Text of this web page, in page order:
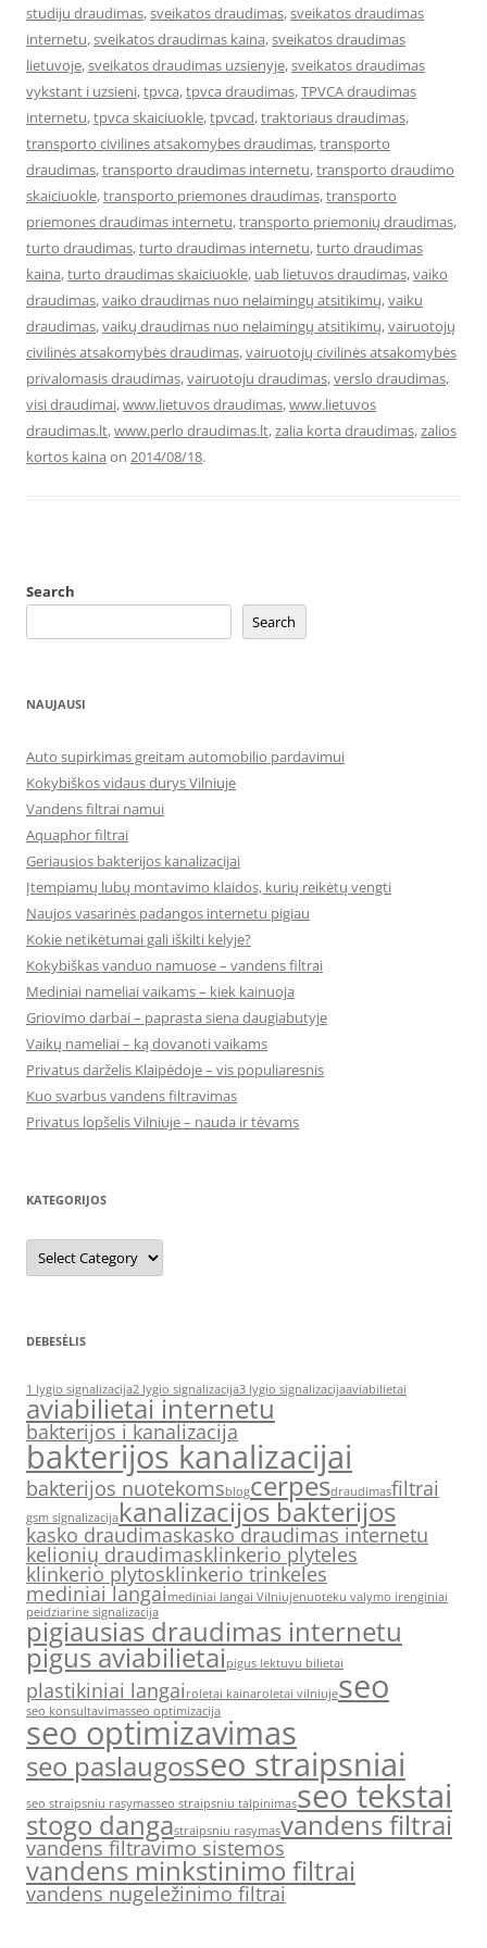
studiju draudimas,sveikatos draudimas,sveikatos draudimas
internetu,sveikatos draudimas kaina,sveikatos draudimas
lietuvoje,sveikatos draudimas uzsienyje,sveikatos draudimas
vykstant i uzsieni,tpvca,tpvca draudimas,TPVCA draudimas
internetu,tpvca skaiciuokle,tpvcad,traktoriaus draudimas,
transporto civilines atsakomybes draudimas,transporto
draudimas,transporto draudimas internetu,transporto draudimo
skaiciuokle,transporto priemones draudimas,transporto
priemones draudimas internetu,transporto priemonių draudimas,
turto draudimas,turto draudimas internetu,turto draudimas
kaina,turto draudimas skaiciuokle, uab lietuvos draudimas,vaiko
draudimas,vaiko draudimas nuo nelaimingų atsitikimų,vaiku
draudimas,vaikų draudimas nuo nelaimingų atsitikimų,vairuotojų
civilinės atsakomybės draudimas,vairuotojų civilinės atsakomybės
privalomasis draudimas,vairuotoju draudimas,verslo draudimas,
visi draudimai,www.lietuvos draudimas,www.lietuvos
draudimas.lt,www.perlo draudimas.lt,zalia korta draudimas,zalios
kortos kaina on 2014/08/18.
Search
Search
NAUJAUSI
Auto supirkimas greitam automobilio pardavimui
Kokybiškos vidaus durys Vilniuje
Vandens filtrai namui
Aquaphor filtrai
Geriausios bakterijos kanalizacijai
Įtempiamų lubų montavimo klaidos, kurių reikėtų vengti
Naujos vasarinės padangos internetu pigiau
Kokie netikėtumai gali iškilti kelyje?
Kokybiškas vanduo namuose – vandens filtrai
Mediniai nameliai vaikams – kiek kainuoja
Griovimo darbai – paprasta siena daugiabutyje
Vaikų nameliai – ką dovanoti vaikams
Privatus darželis Klaipėdoje – vis populiaresnis
Kuo svarbus vandens filtravimas
Privatus lopšelis Vilniuje – nauda ir tėvams
KATEGORIJOS
Kategorijos
DEBESĖLIS
1 lygio signalizacija2 lygio signalizacija3 lygio signalizacijaaviabilietai
aviabilietai internetu
bakterijos i kanalizacija
bakterijos kanalizacijai
bakterijos nuotekomsblogcerpesdraudimasfiltrai
gsm signalizacijakanalizacijos bakterijos
kasko draudimaskasko draudimas internetu
kelionių draudimasklinkerio plyteles
klinkerio plytosklinkerio trinkeles
mediniai langai mediniai langai Vilniujenuoteku valymo irenginiai
peidziarine signalizacija
pigiausias draudimas internetu
pigus aviabilietaipigus lektuvu bilietai
plastikiniai langai roletai kainaroletai vilniujeseo
seo konsultavimasseo optimizacija
seo optimizavimas
seo paslaugosseo straipsniai
seo straipsniu rasymasseo straipsniu talpinimasseo tekstai
stogo dangastraipsniu rasymasvandens filtrai
vandens filtravimo sistemos
vandens minkstinimo filtrai
vandens nugeležinimo filtrai